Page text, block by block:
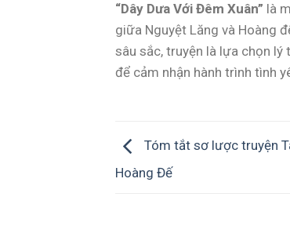
“Dây Dưa Với Đêm Xuân” là
giữa Nguyệt Lăng và Hoàng
sâu sắc, truyện là lựa chọn
để cảm nhận hành trình tình
Tóm tắt sơ lược truyện
Hoàng Đế